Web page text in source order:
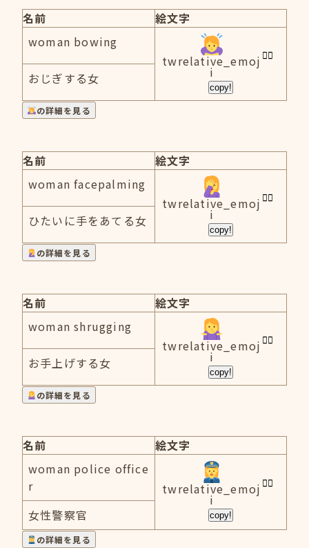
名前
絵文字
woman bowing
twrelative_emoj
i
copy!
おじぎする女
の詳細を見る
名前
絵文字
woman facepalming
twrelative_emoj
i
copy!
ひたいに手をあてる女
の詳細を見る
名前
絵文字
woman shrugging
twrelative_emoj
i
copy!
お手上げする女
の詳細を見る
名前
絵文字
woman police office
r
twrelative_emoj
i
copy!
女性警察官
の詳細を見る